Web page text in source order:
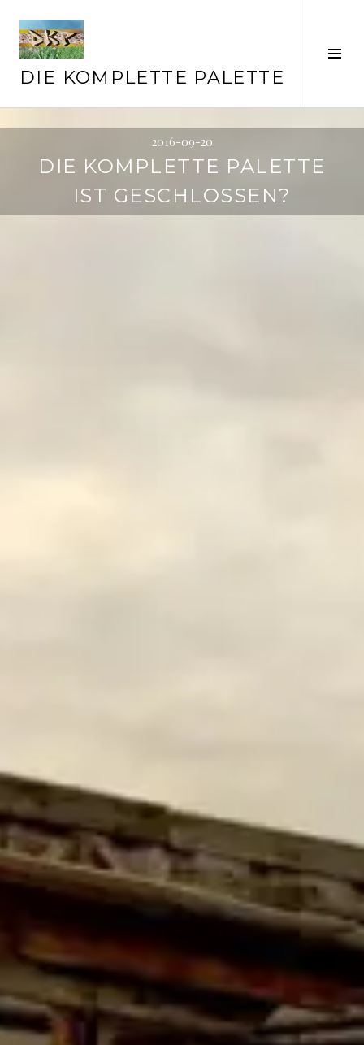
zum
Inhalt
DIE KOMPLETTE PALETTE
2016-09-20
DIE KOMPLETTE PALETTE
IST GESCHLOSSEN?